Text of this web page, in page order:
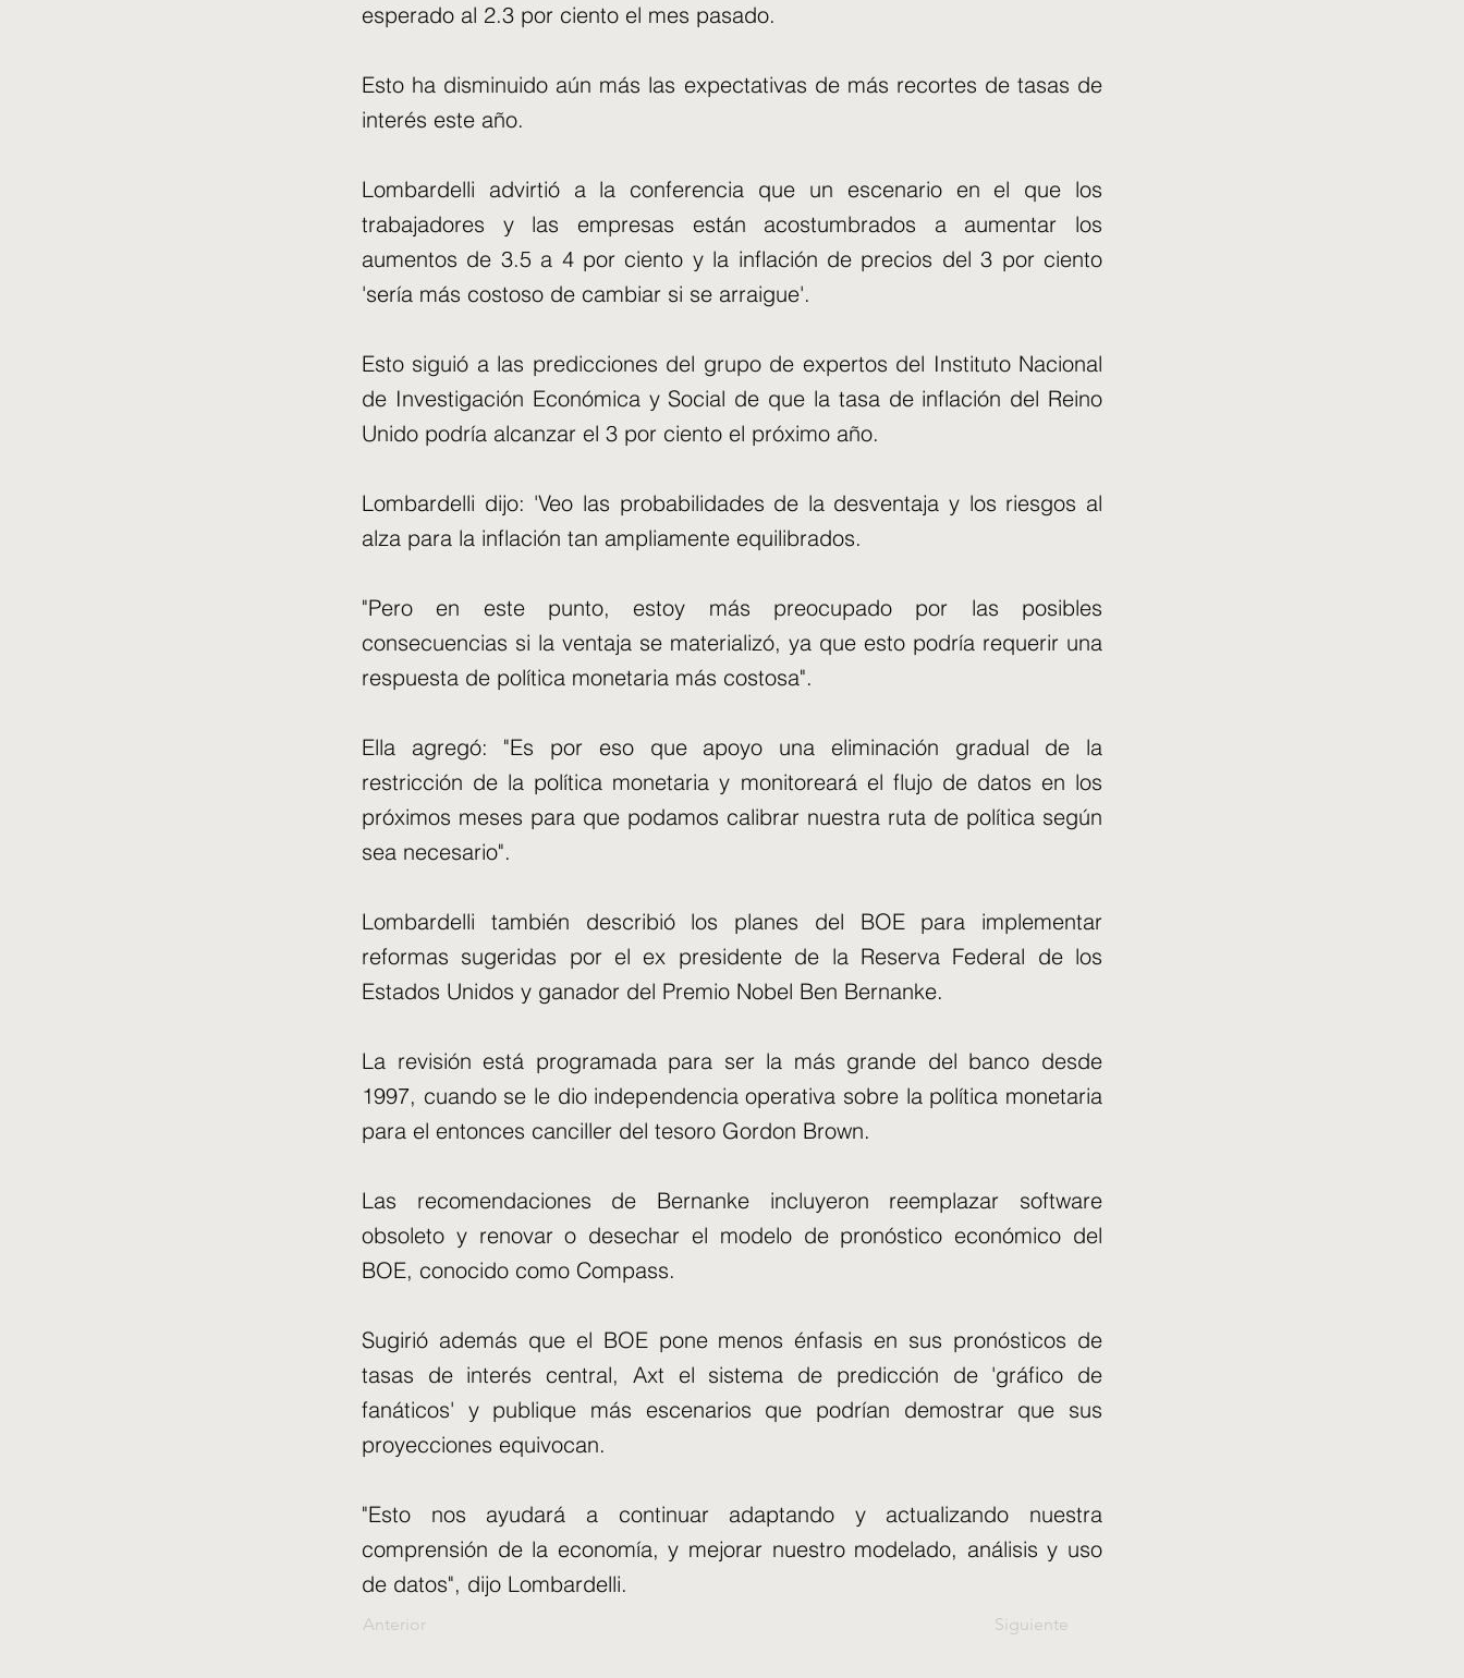
esperado al 2.3 por ciento el mes pasado.
Esto ha disminuido aún más las expectativas de más recortes de tasas de
interés este año.
Lombardelli advirtió a la conferencia que un escenario en el que los
trabajadores y las empresas están acostumbrados a aumentar los
aumentos de 3.5 a 4 por ciento y la inflación de precios del 3 por ciento
'sería más costoso de cambiar si se arraigue'.
Esto siguió a las predicciones del grupo de expertos del Instituto Nacional
de Investigación Económica y Social de que la tasa de inflación del Reino
Unido podría alcanzar el 3 por ciento el próximo año.
Lombardelli dijo: 'Veo las probabilidades de la desventaja y los riesgos al
alza para la inflación tan ampliamente equilibrados.
"Pero en este punto, estoy más preocupado por las posibles
consecuencias si la ventaja se materializó, ya que esto podría requerir una
respuesta de política monetaria más costosa".
Ella agregó: "Es por eso que apoyo una eliminación gradual de la
restricción de la política monetaria y monitoreará el flujo de datos en los
próximos meses para que podamos calibrar nuestra ruta de política según
sea necesario".
Lombardelli también describió los planes del BOE para implementar
reformas sugeridas por el ex presidente de la Reserva Federal de los
Estados Unidos y ganador del Premio Nobel Ben Bernanke.
La revisión está programada para ser la más grande del banco desde
1997, cuando se le dio independencia operativa sobre la política monetaria
para el entonces canciller del tesoro Gordon Brown.
Las recomendaciones de Bernanke incluyeron reemplazar software
obsoleto y renovar o desechar el modelo de pronóstico económico del
BOE, conocido como Compass.
Sugirió además que el BOE pone menos énfasis en sus pronósticos de
tasas de interés central, Axt el sistema de predicción de 'gráfico de
fanáticos' y publique más escenarios que podrían demostrar que sus
proyecciones equivocan.
"Esto nos ayudará a continuar adaptando y actualizando nuestra
comprensión de la economía, y mejorar nuestro modelado, análisis y uso
de datos", dijo Lombardelli.
Anterior Siguiente